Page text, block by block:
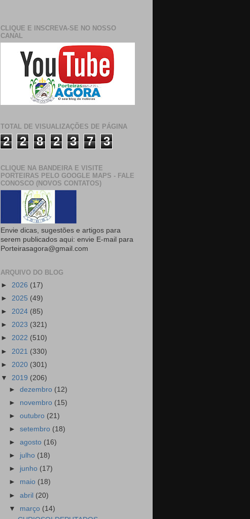
CLIQUE E INSCREVA-SE NO NOSSO
CANAL
TOTAL DE VISUALIZAÇÕES DE PÁGINA
2 2 8 2 3 7 3
CLIQUE NA BANDEIRA E VISITE
PORTEIRAS PELO GOOGLE MAPS - FALE
CONOSCO (NOVOS CONTATOS)
Envie dicas, sugestões e artigos para
serem publicados aqui: envie E-mail para
Porteirasagora@gmail.com
ARQUIVO DO BLOG
► 2026 (17)
► 2025 (49)
► 2024 (85)
► 2023 (321)
► 2022 (510)
► 2021 (330)
► 2020 (301)
▼ 2019 (206)
►dezembro (12)
► novembro (15)
►outubro (21)
►setembro (18)
►agosto (16)
► julho (18)
► junho (17)
► maio (18)
►abril (20)
▼ março (14)